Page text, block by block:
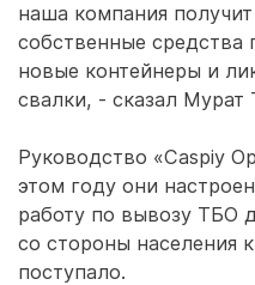
наша компания
собственные средства
новые контейнеры и
свалки, - сказал Мурат
Руководство «Caspiy
этом году они
работу по вывозу ТБО
со стороны населения
поступало.